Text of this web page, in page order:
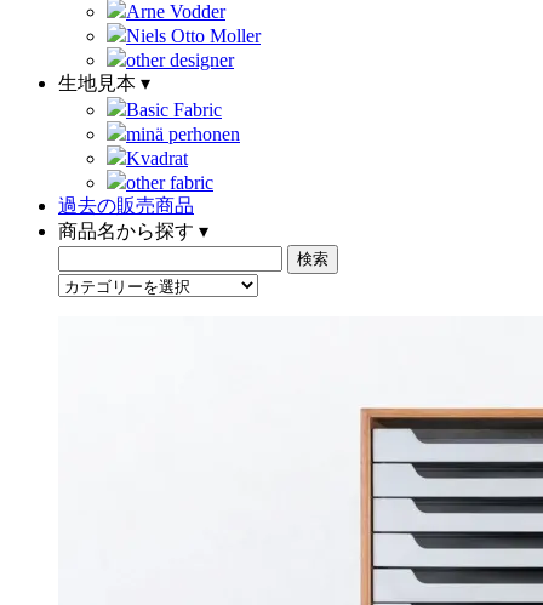
Arne Vodder
Niels Otto Moller
other designer
生地見本 ▾
Basic Fabric
minä perhonen
Kvadrat
other fabric
過去の販売商品
商品名から探す ▾